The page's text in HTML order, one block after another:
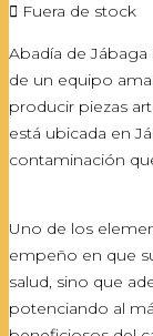
 Fuera de stock
Abadía de Jábaga
de un equipo
producir piezas
está ubicada en
contaminación
Uno de los
empeño en que
salud, sino que
potenciando al